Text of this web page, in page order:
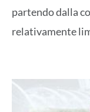
partendo dalla
relativamente